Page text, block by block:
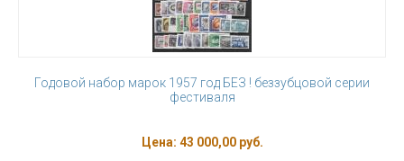
Годовой набор марок 1957 год БЕЗ ! беззубцовой серии
фестиваля
Цена: 43 000,00 руб.